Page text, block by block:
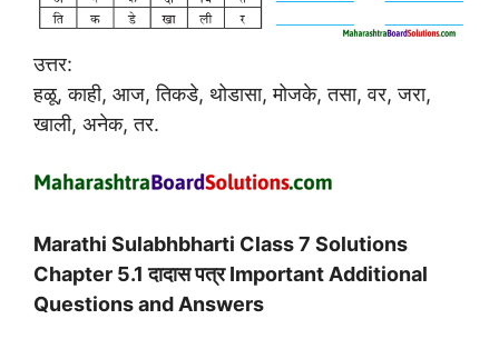
उत्तर:
हळू, काही, आज, तिकडे, थोडासा, मोजके, तसा, वर, जरा,
खाली, अनेक, तर.
Marathi Sulabhbharti Class 7 Solutions
Chapter 5.1 दादास पत्र Important Additional
Questions and Answers